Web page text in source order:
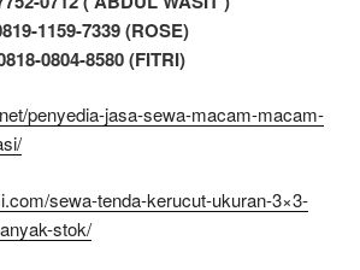
1159-7339 (ROSE)
0804-8580 (FITRI)
penyedia-jasa-sewa-macam-macam-
sewa-tenda-kerucut-ukuran-3×3-
stok/